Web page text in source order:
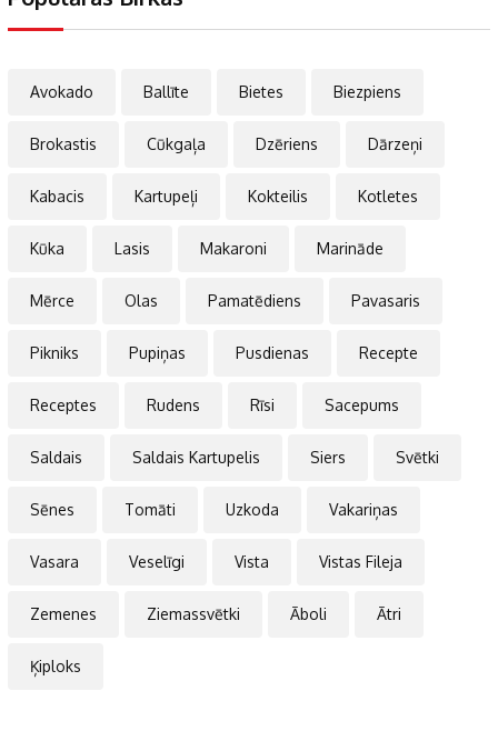
Avokado Ballīte Bietes Biezpiens
Brokastis Cūkgaļa Dzēriens Dārzeņi
Kabacis Kartupeļi Kokteilis Kotletes
Kūka Lasis Makaroni Marināde
Mērce Olas Pamatēdiens Pavasaris
Pikniks Pupiņas Pusdienas Recepte
Receptes Rudens Rīsi Sacepums
Saldais Saldais Kartupelis Siers Svētki
Sēnes Tomāti Uzkoda Vakariņas
Vasara Veselīgi Vista Vistas Fileja
Zemenes Ziemassvētki Āboli Ātri
Ķiploks